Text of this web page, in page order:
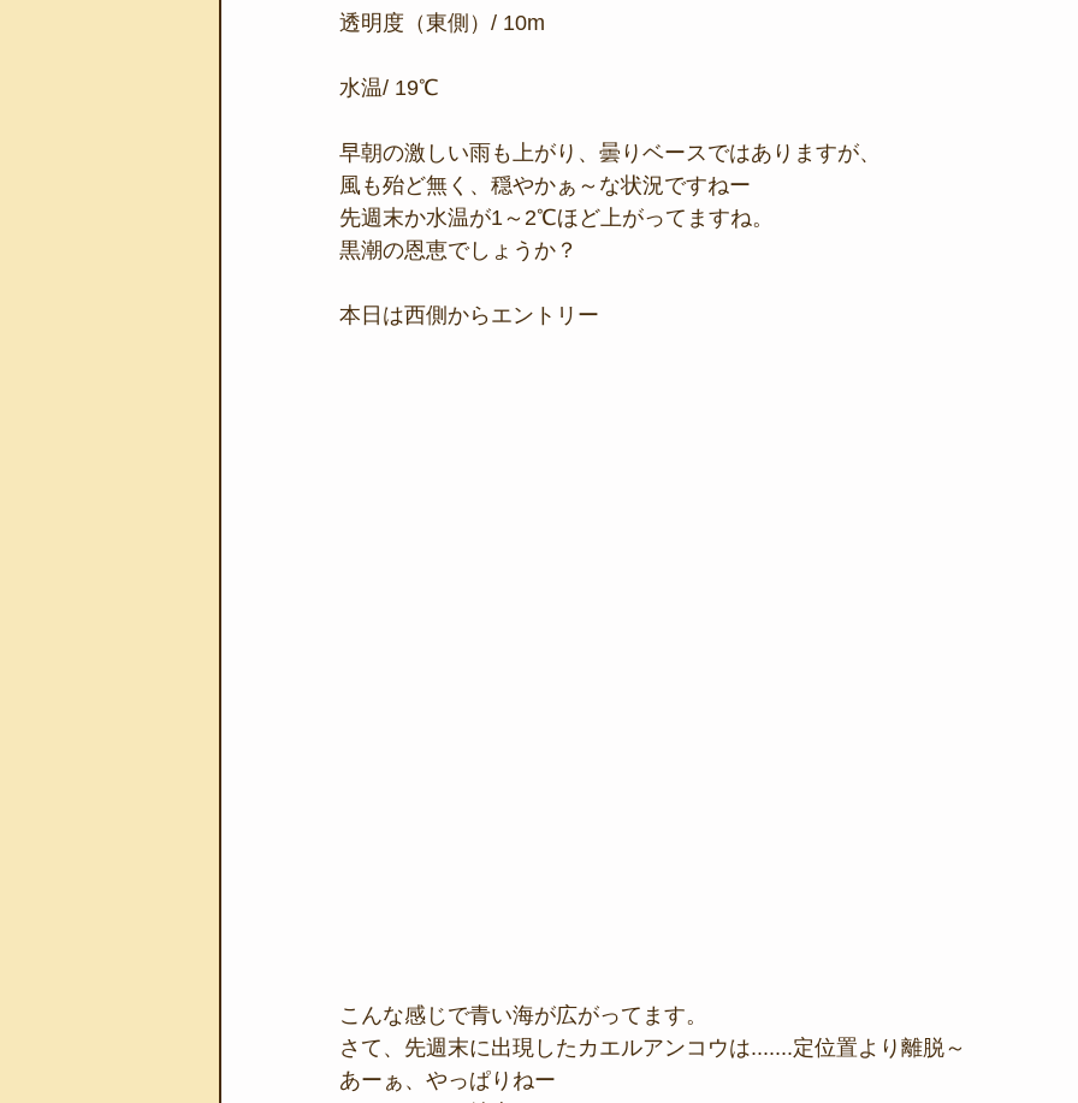
透明度（東側）/ 10m
水温/ 19℃
早朝の激しい雨も上がり、曇りベースではありますが、
風も殆ど無く、穏やかぁ～な状況ですねー
先週末か水温が1～2℃ほど上がってますね。
黒潮の恩恵でしょうか？
本日は西側からエントリー
こんな感じで青い海が広がってます。
さて、先週末に出現したカエルアンコウは.......定位置より離脱～
あーぁ、やっぱりねー